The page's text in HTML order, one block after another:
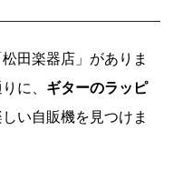
田楽器店」がありま
に、 ギターのラッピ
い自販機を見つけま